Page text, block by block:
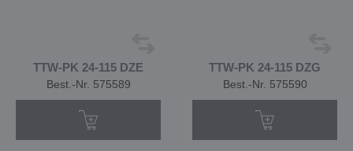
TTW-PK 24-115 DZE
Best.-Nr. 575589
TTW-PK 24-115 DZG
Best.-Nr. 575590